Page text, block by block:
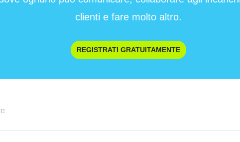
clienti e fare molto altro.
REGISTRATI GRATUITAMENTE